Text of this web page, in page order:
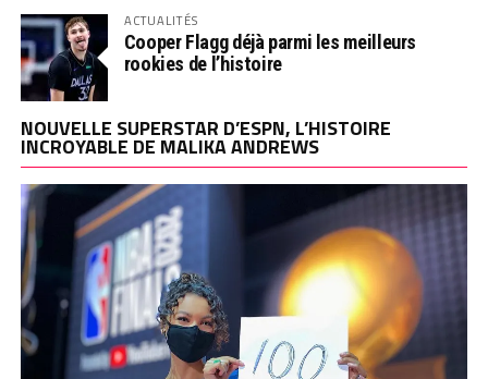
ACTUALITÉS
Cooper Flagg déjà parmi les meilleurs
rookies de l’histoire
NOUVELLE SUPERSTAR D’ESPN, L’HISTOIRE
INCROYABLE DE MALIKA ANDREWS